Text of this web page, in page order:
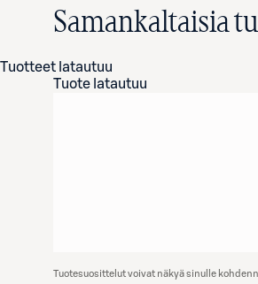
Samankaltaisia
Tuotteet latautuu
Tuote latautuu
Tuotesuosittelut voivat näkyä sinulle